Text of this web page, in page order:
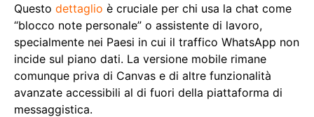
Questo dettaglio è cruciale per chi usa la chat come
“blocco note personale” o assistente di lavoro,
specialmente nei Paesi in cui il traffico WhatsApp non
incide sul piano dati. La versione mobile rimane
comunque priva di Canvas e di altre funzionalità
avanzate accessibili al di fuori della piattaforma di
messaggistica.